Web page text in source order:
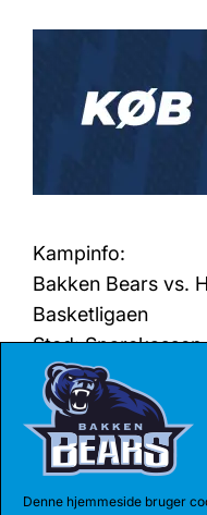
Denne hjemmeside bruger
Kampinfo:
Bakken Bears vs.
Basketligaen
Sted:
Tid: 17. december
Stream: stiften.dk